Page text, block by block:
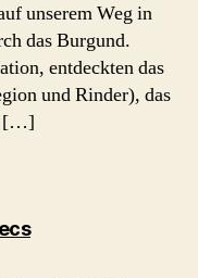
unserem Weg in
das Burgund.
entdeckten das
und Rinder), das
[…]
sagt: